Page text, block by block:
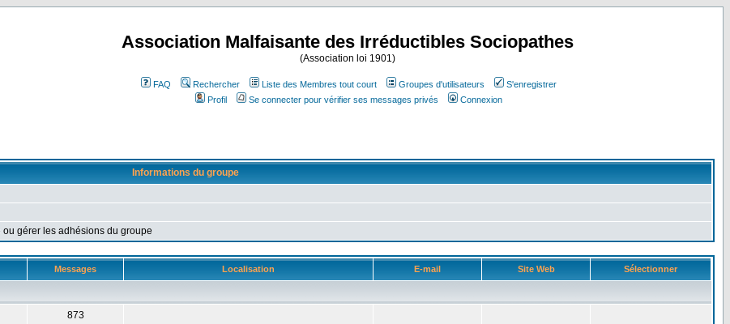
Association Malfaisante des Irréductibles Sociopathes
(Association loi 1901)
FAQ Rechercher Liste des Membres tout court Groupes d'utilisateurs
S'enregistrer
Profil
Se connecter pour vérifier ses messages privés Connexion
Informations du groupe
gérer les adhésions du groupe
Messages Localisation E-mail Site Web Sélectionner
873